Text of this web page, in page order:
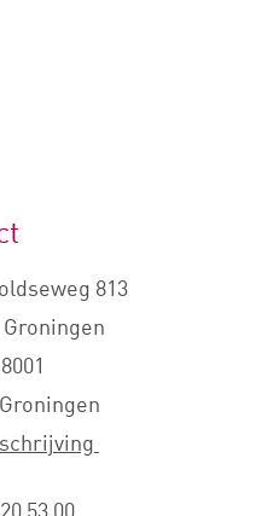
813
Groningen
53 00